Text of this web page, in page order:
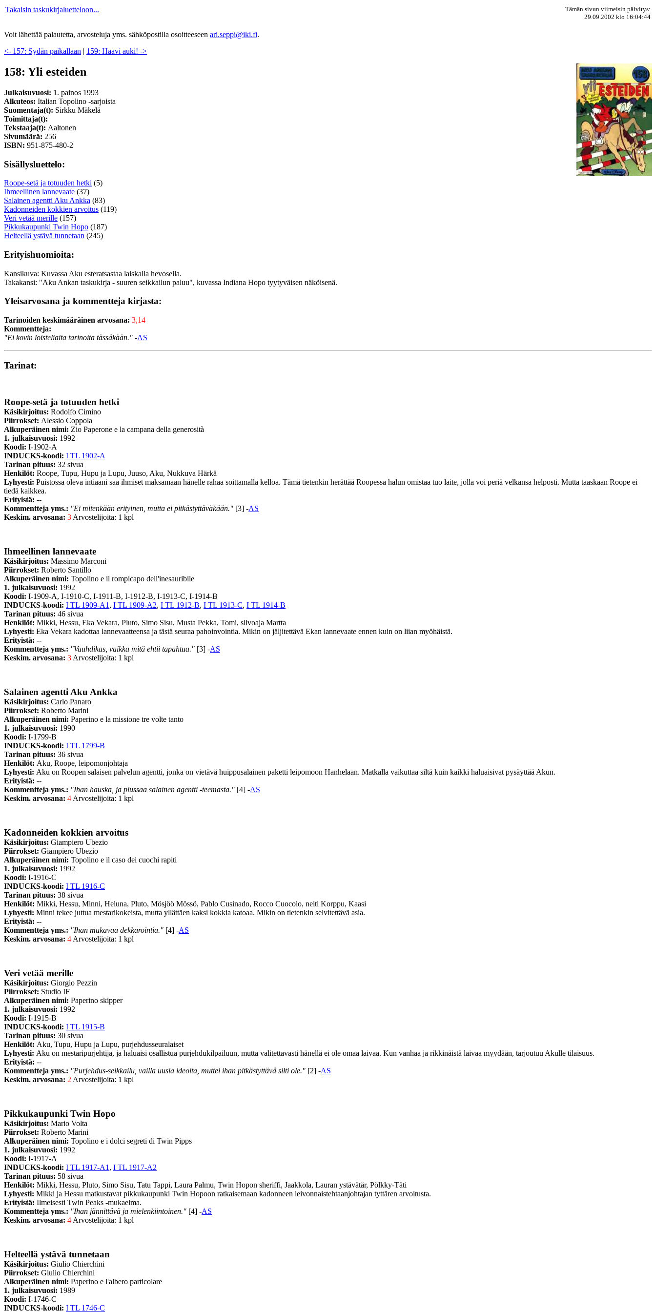
Takaisin taskukirjaluetteloon...
Tämän sivun viimeisin päivitys:
29.09.2002 klo 16:04:44
Voit lähettää palautetta, arvosteluja yms. sähköpostilla osoitteeseen ari.seppi@iki.fi.
<- 157: Sydän paikallaan | 159: Haavi auki! ->
158: Yli esteiden
Julkaisuvuosi: 1. painos 1993
Alkuteos: Italian Topolino -sarjoista
Suomentaja(t): Sirkku Mäkelä
Toimittaja(t):
Tekstaaja(t): Aaltonen
Sivumäärä: 256
ISBN: 951-875-480-2
Sisällysluettelo:
Roope-setä ja totuuden hetki (5)
Ihmeellinen lannevaate (37)
Salainen agentti Aku Ankka (83)
Kadonneiden kokkien arvoitus (119)
Veri vetää merille (157)
Pikkukaupunki Twin Hopo (187)
Helteellä ystävä tunnetaan (245)
Erityishuomioita:
Kansikuva: Kuvassa Aku esteratsastaa laiskalla hevosella.
Takakansi: "Aku Ankan taskukirja - suuren seikkailun paluu", kuvassa Indiana Hopo tyytyväisen näköisenä.
Yleisarvosana ja kommentteja kirjasta:
Tarinoiden keskimääräinen arvosana: 3,14
Kommentteja:
"Ei kovin loisteliaita tarinoita tässäkään." -AS
Tarinat:
Roope-setä ja totuuden hetki
Käsikirjoitus: Rodolfo Cimino
Piirrokset: Alessio Coppola
Alkuperäinen nimi: Zio Paperone e la campana della generosità
1. julkaisuvuosi: 1992
Koodi: I-1902-A
INDUCKS-koodi: I TL 1902-A
Tarinan pituus: 32 sivua
Henkilöt: Roope, Tupu, Hupu ja Lupu, Juuso, Aku, Nukkuva Härkä
Lyhyesti: Puistossa oleva intiaani saa ihmiset maksamaan hänelle rahaa soittamalla kelloa. Tämä tietenkin herättää Roopessa halun omistaa tuo laite, jolla voi periä velkansa helposti. Mutta taaskaan Roope ei
tiedä kaikkea.
Erityistä: --
Kommentteja yms.: "Ei mitenkään erityinen, mutta ei pitkästyttäväkään." [3] -AS
Keskim. arvosana: 3 Arvostelijoita: 1 kpl
Ihmeellinen lannevaate
Käsikirjoitus: Massimo Marconi
Piirrokset: Roberto Santillo
Alkuperäinen nimi: Topolino e il rompicapo dell'inesauribile
1. julkaisuvuosi: 1992
Koodi: I-1909-A, I-1910-C, I-1911-B, I-1912-B, I-1913-C, I-1914-B
INDUCKS-koodi: I TL 1909-A1 , I TL 1909-A2, I TL 1912-B, I TL 1913-C, I TL 1914-B
Tarinan pituus: 46 sivua
Henkilöt: Mikki, Hessu, Eka Vekara, Pluto, Simo Sisu, Musta Pekka, Tomi, siivoaja Martta
Lyhyesti: Eka Vekara kadottaa lannevaatteensa ja tästä seuraa pahoinvointia. Mikin on jäljitettävä Ekan lannevaate ennen kuin on liian myöhäistä.
Erityistä: --
Kommentteja yms.: "Vauhdikas, vaikka mitä ehtii tapahtua." [3] -AS
Keskim. arvosana: 3 Arvostelijoita: 1 kpl
Salainen agentti Aku Ankka
Käsikirjoitus: Carlo Panaro
Piirrokset: Roberto Marini
Alkuperäinen nimi: Paperino e la missione tre volte tanto
1. julkaisuvuosi: 1990
Koodi: I-1799-B
INDUCKS-koodi: I TL 1799-B
Tarinan pituus: 36 sivua
Henkilöt: Aku, Roope, leipomonjohtaja
Lyhyesti: Aku on Roopen salaisen palvelun agentti, jonka on vietävä huippusalainen paketti leipomoon Hanhelaan. Matkalla vaikuttaa siltä kuin kaikki haluaisivat pysäyttää Akun.
Erityistä: --
Kommentteja yms.: "Ihan hauska, ja plussaa salainen agentti -teemasta." [4] -AS
Keskim. arvosana: 4 Arvostelijoita: 1 kpl
Kadonneiden kokkien arvoitus
Käsikirjoitus: Giampiero Ubezio
Piirrokset: Giampiero Ubezio
Alkuperäinen nimi: Topolino e il caso dei cuochi rapiti
1. julkaisuvuosi: 1992
Koodi: I-1916-C
INDUCKS-koodi: I TL 1916-C
Tarinan pituus: 38 sivua
Henkilöt: Mikki, Hessu, Minni, Heluna, Pluto, Mösjöö Mössö, Pablo Cusinado, Rocco Cuocolo, neiti Korppu, Kaasi
Lyhyesti: Minni tekee juttua mestarikokeista, mutta yllättäen kaksi kokkia katoaa. Mikin on tietenkin selvitettävä asia.
Erityistä: --
Kommentteja yms.: "Ihan mukavaa dekkarointia." [4] -AS
Keskim. arvosana: 4 Arvostelijoita: 1 kpl
Veri vetää merille
Käsikirjoitus: Giorgio Pezzin
Piirrokset: Studio IF
Alkuperäinen nimi: Paperino skipper
1. julkaisuvuosi: 1992
Koodi: I-1915-B
INDUCKS-koodi: I TL 1915-B
Tarinan pituus: 30 sivua
Henkilöt: Aku, Tupu, Hupu ja Lupu, purjehdusseuralaiset
Lyhyesti: Aku on mestaripurjehtija, ja haluaisi osallistua purjehdukilpailuun, mutta valitettavasti hänellä ei ole omaa laivaa. Kun vanhaa ja rikkinäistä laivaa myydään, tarjoutuu Akulle tilaisuus.
Erityistä: --
Kommentteja yms.: "Purjehdus-seikkailu, vailla uusia ideoita, muttei ihan pitkästyttävä silti ole." [2] -AS
Keskim. arvosana: 2 Arvostelijoita: 1 kpl
Pikkukaupunki Twin Hopo
Käsikirjoitus: Mario Volta
Piirrokset: Roberto Marini
Alkuperäinen nimi: Topolino e i dolci segreti di Twin Pipps
1. julkaisuvuosi: 1992
Koodi: I-1917-A
INDUCKS-koodi: I TL 1917-A1 , I TL 1917-A2
Tarinan pituus: 58 sivua
Henkilöt: Mikki, Hessu, Pluto, Simo Sisu, Tatu Tappi, Laura Palmu, Twin Hopon sheriffi, Jaakkola, Lauran ystävätär, Pölkky-Täti
Lyhyesti: Mikki ja Hessu matkustavat pikkukaupunki Twin Hopoon ratkaisemaan kadonneen leivonnaistehtaanjohtajan tyttären arvoitusta.
Erityistä: Ilmeisesti Twin Peaks -mukaelma.
Kommentteja yms.: "Ihan jännittävä ja mielenkiintoinen." [4] -AS
Keskim. arvosana: 4 Arvostelijoita: 1 kpl
Helteellä ystävä tunnetaan
Käsikirjoitus: Giulio Chierchini
Piirrokset: Giulio Chierchini
Alkuperäinen nimi: Paperino e l'albero particolare
1. julkaisuvuosi: 1989
Koodi: I-1746-C
INDUCKS-koodi: I TL 1746-C